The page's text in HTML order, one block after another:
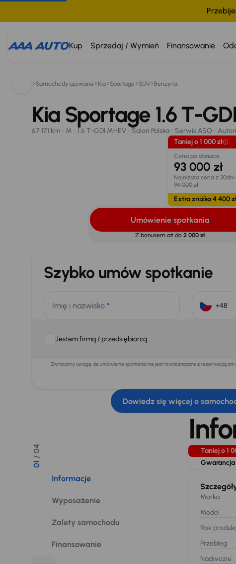
Kup Sprzedaj / Wymień Finansowanie
Samochody używane Kia Sportage SUV Benzyna
Taniej o 1 000 zł
Kia Sportage 1.6 T-
67 171 km M 1.6 T-GDI MHEV Salon Polska Serwis ASO
Taniej o 1 000 zł
Cena po obniżce
93 000 zł
Najniższa cena z
94 000 zł
Extra zniżka 4 400
Umówienie spotkania
Z bonusem aż do 2 000 zł
Szybko umów spotkanie
Imię i nazwisko *
Jestem firmą / przedsiębiorcą
Zwracamy uwagę, że umówienie spotkania nie jest równoznaczne z rezerwacją
Dowiedz się więcej o
67 171 km M 1.6 T-GDI MHEV Salon Polska Serwis ASO
Umówienie spotkania
Oblicz ratę Wymiana
01
/ 04
Informacje
Wyposażenie
Zalety samochodu
Finansowanie
Taniej o 1
Marka
Model
Rok
Przebieg
Nadwozie